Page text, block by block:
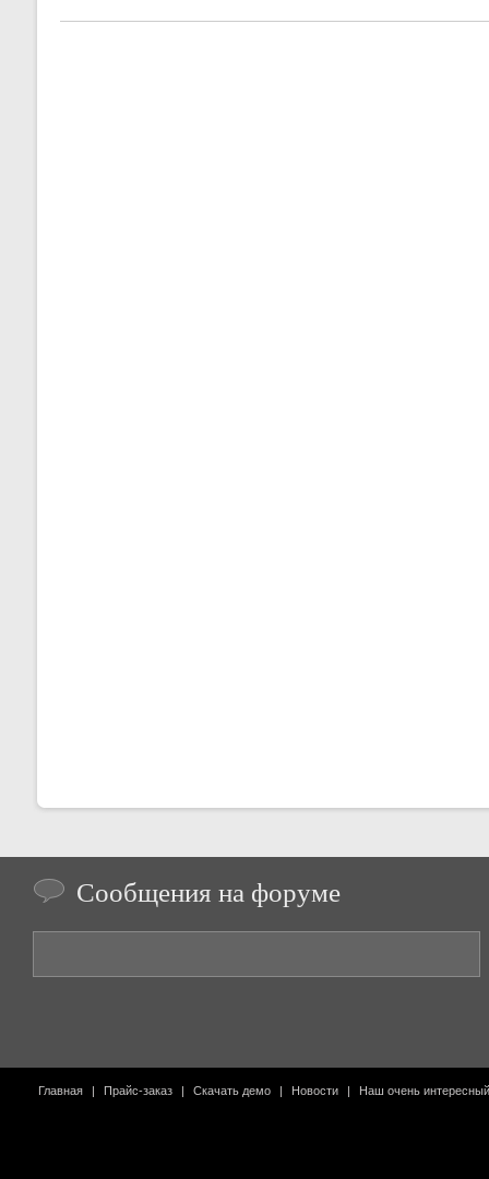
Сообщения на форуме
Главная | Прайс-заказ | Скачать демо | Новости | Наш очень